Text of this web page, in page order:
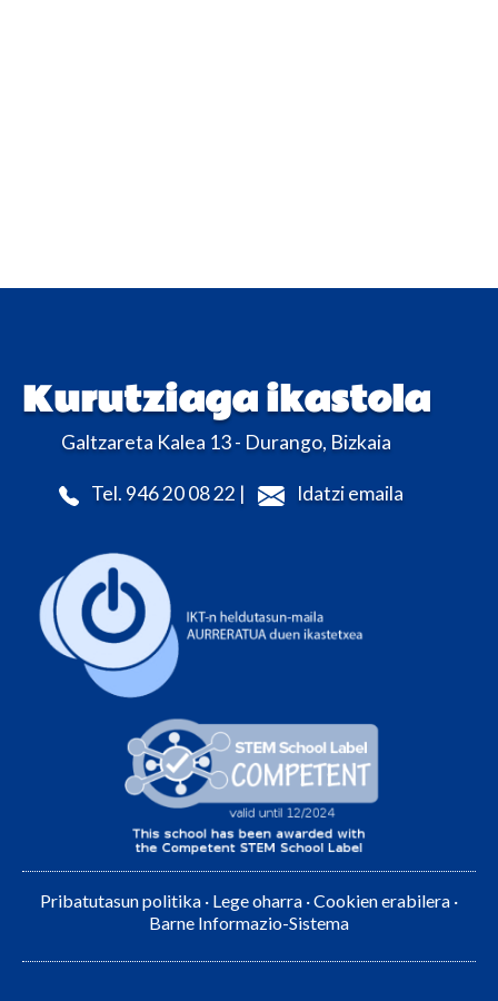
Kurutziaga ikastola
Galtzareta Kalea 13 - Durango, Bizkaia
Tel. 946 20 08 22 | Idatzi emaila
Pribatutasun politika · Lege oharra ·Cookien erabilera ·
Barne Informazio-Sistema